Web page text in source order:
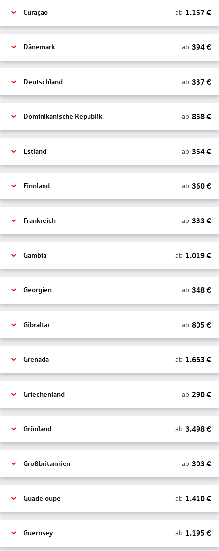
Curaçao ab 1.157 €
Dänemark ab 394€
Deutschland ab 337 €
Dominikanische Republik ab 858€
Estland ab 354€
Finnland ab 360€
Frankreich ab 333 €
Gambia ab 1.019€
Georgien ab 348€
Gibraltar ab 805 €
Grenada ab 1.663 €
Griechenland ab 290€
Grönland ab 3.498€
Großbritannien ab 303 €
Guadeloupe ab 1.410€
Guernsey ab 1.195 €